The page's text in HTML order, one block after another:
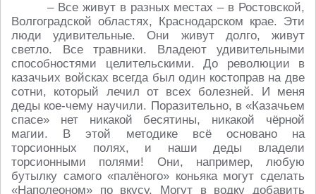
– Все живут в разных местах – в Ростовской,
Волгоградской областях, Краснодарском крае. Эти
люди удивительные. Они живут долго, живут
светло. Все травники. Владеют удивительными
способностями целительскими. До революции в
казачьих войсках всегда был один костоправ на две
сотни, который лечил от всех болезней. И меня
деды кое-чему научили. Поразительно, в «Казачьем
спасе» нет никакой бесятины, никакой чёрной
магии. В этой методике всё основано на
торсионных полях, и наши деды владели
торсионными полями! Они, например, любую
бутылку самого «палёного» коньяка могут сделать
«Наполеоном» по вкусу. Могут в водку добавить